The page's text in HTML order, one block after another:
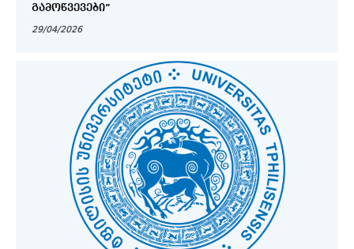
ᲒᲐᲛᲝᲬᲕᲔᲕᲔᲑᲘ”
29/04/2026